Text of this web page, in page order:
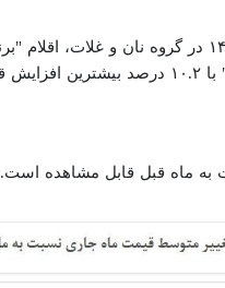
به ماه قبل قابل مشاهده است.